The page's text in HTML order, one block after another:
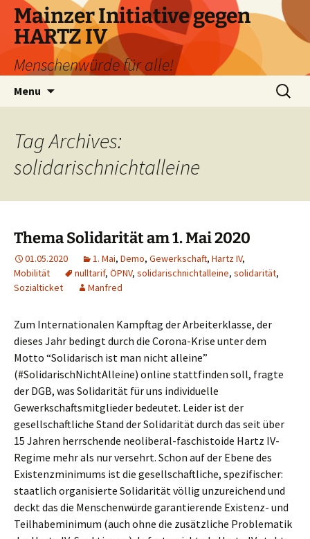
Skip
content
Mainzer Initiative gegen
HARTZ IV
Menschenwürde für alle!
Menu
Search
for:
Tag Archives:
solidarischnichtalleine
Thema Solidarität am 1. Mai 2020
01.05.2020 1. Mai, Demo, Gewerkschaft, Hartz IV,
Mobilität
nulltarif, ÖPNV, solidarischnichtalleine, solidarität,
Sozialticket
Manfred
Zum Internationalen Kampftag der Arbeiterklasse, der
dieses Jahr bedingt durch die Corona-Krise unter dem
Motto “Solidarisch ist man nicht alleine”
(#SolidarischNichtAlleine) online stattfinden soll, fragte
der DGB, was Solidarität für uns individuelle
Gewerkschaftsmitglieder bedeutet. Leider ist der
gesellschaftliche Stand der Solidarität durch das seit über
15 Jahren herrschende neoliberal-faschistoide Hartz IV-
Regime mehr als nur versehrt. Schon auf der Ebene des
Existenzminimums ist die gesellschaftliche, spezifischer:
staatlich organisierte Solidarität völlig unzureichend und
deckt das die Menschenwürde garantierende Existenz- und
Teilhabeminimum (auch ohne die zusätzliche Problematik